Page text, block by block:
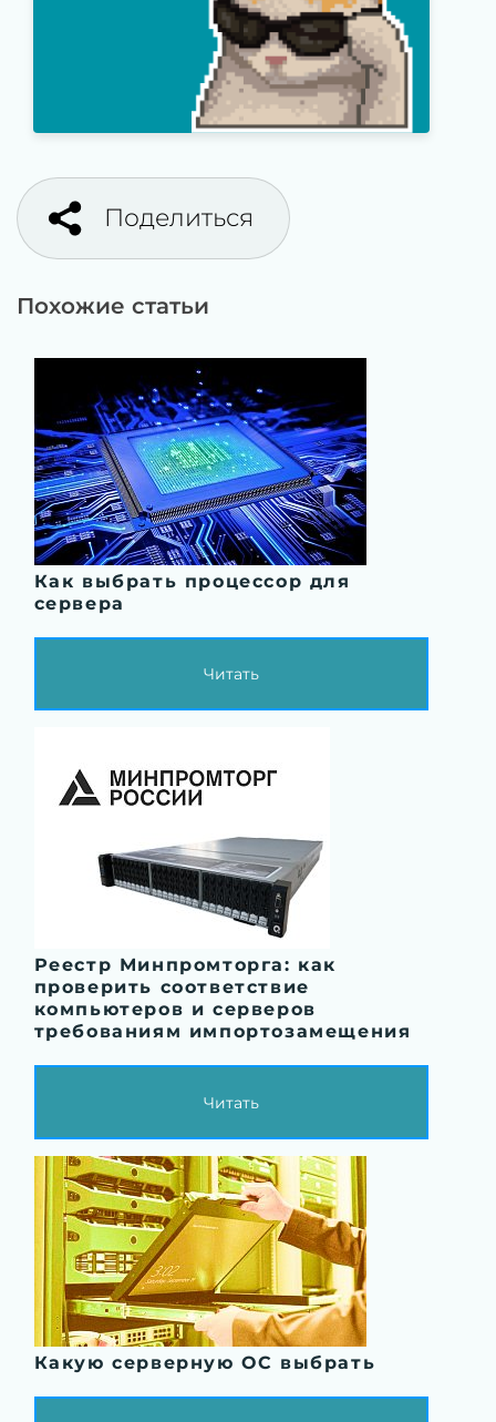
Поделиться
Похожие статьи
Как выбрать процессор для
сервера
Читать
Реестр Минпромторга: как
проверить соответствие
компьютеров и серверов
требованиям импортозамещения
Читать
Какую серверную ОС выбрать